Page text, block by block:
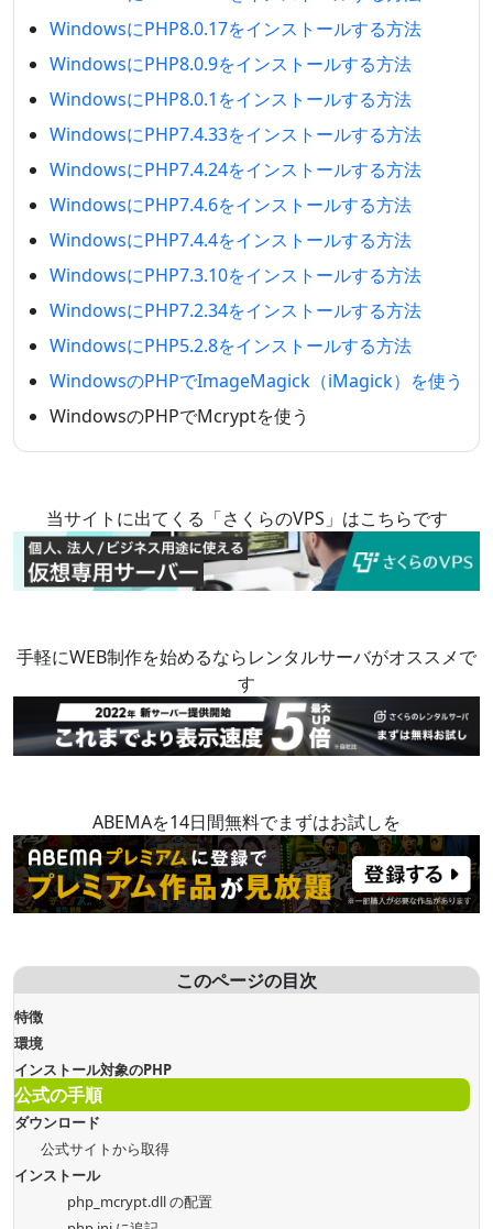
WindowsにPHP8.0.17をインストールする方法
WindowsにPHP8.0.9をインストールする方法
WindowsにPHP8.0.1をインストールする方法
WindowsにPHP7.4.33をインストールする方法
WindowsにPHP7.4.24をインストールする方法
WindowsにPHP7.4.6をインストールする方法
WindowsにPHP7.4.4をインストールする方法
WindowsにPHP7.3.10をインストールする方法
WindowsにPHP7.2.34をインストールする方法
WindowsにPHP5.2.8をインストールする方法
WindowsのPHPでImageMagick（iMagick）を使う
WindowsのPHPでMcryptを使う
当サイトに出てくる「さくらのVPS」はこちらです
手軽にWEB制作を始めるならレンタルサーバがオススメで
す
ABEMAを14日間無料でまずはお試しを
このページの目次
特徴
環境
インストール対象のPHP
公式の手順
ダウンロード
公式サイトから取得
インストール
php_mcrypt.dll の配置